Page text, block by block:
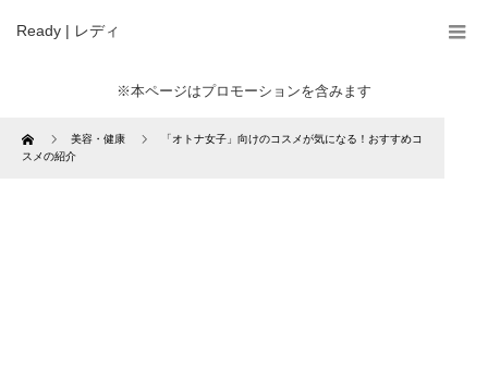
Ready | レディ
※本ページはプロモーションを含みます
Home 美容・健康
「オトナ女子」向けのコスメが気になる！おすすめコ
スメの紹介